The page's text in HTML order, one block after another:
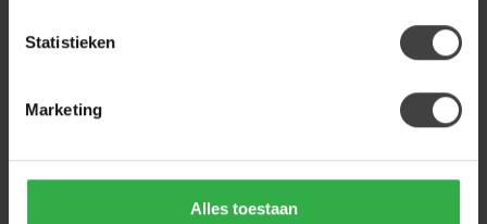
Statistieken
Marketing
Alles toestaan
WOOOD
- Comfortabele